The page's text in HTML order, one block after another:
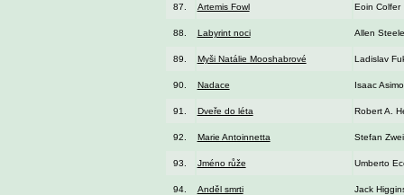
87. Artemis Fowl Eoin Colfer
88. Labyrint noci Allen Steele
89. Myši Natálie Mooshabrové Ladislav
90. Nadace Isaac
91. Dveře do léta Robert A.
92. Marie Antoinnetta Stefan
93. Jméno růže Umberto
94. Anděl smrti Jack